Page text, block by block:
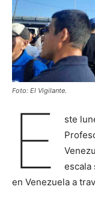
Foto: El Vigilante.
E
ste
escala
en Venezuela a